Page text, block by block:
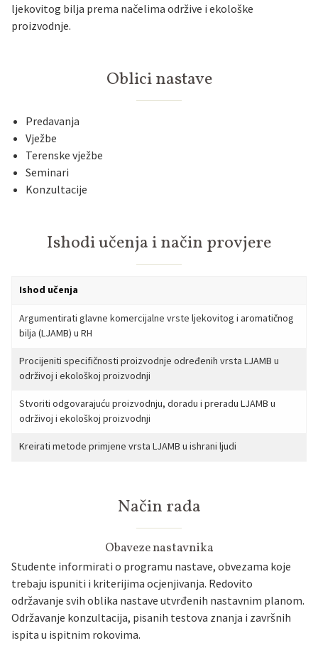
ljekovitog bilja prema načelima održive i ekološke
proizvodnje.
Oblici nastave
Predavanja
Vježbe
Terenske vježbe
Seminari
Konzultacije
Ishodi učenja i način provjere
Ishod učenja
Argumentirati glavne komercijalne vrste ljekovitog i aromatičnog
bilja (LJAMB) u RH
Procijeniti specifičnosti proizvodnje određenih vrsta LJAMB u
održivoj i ekološkoj proizvodnji
Stvoriti odgovarajuću proizvodnju, doradu i preradu LJAMB u
održivoj i ekološkoj proizvodnji
Kreirati metode primjene vrsta LJAMB u ishrani ljudi
Način rada
Obaveze nastavnika
Studente informirati o programu nastave, obvezama koje
trebaju ispuniti i kriterijima ocjenjivanja. Redovito
održavanje svih oblika nastave utvrđenih nastavnim planom.
Održavanje konzultacija, pisanih testova znanja i završnih
ispita u ispitnim rokovima.